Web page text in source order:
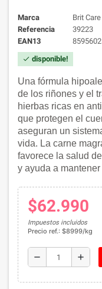
Marca
Brit Care
Referencia
39223
EAN13
check disponible!
Una fórmula
de los riñones y el
hierbas ricas en
que protegen el
aseguran un
vida. La carne
favorece la salud
y ayuda a
$62.990
Impuestos incluidos
Precio ref.: $8999/kg
remove add